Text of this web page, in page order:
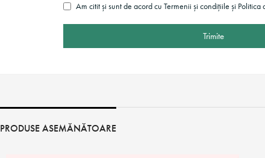
Am citit și sunt de acord cu Termenii și condițiile și
Trimite
PRODUSE ASEMĂNĂTOARE